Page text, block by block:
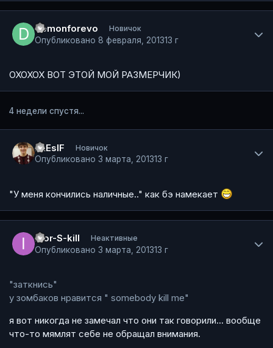
demonforevo Новичок
Опубликовано 8 февраля, 201313 г
ОХОХОХ ВОТ ЭТОЙ МОЙ РАЗМЕРЧИК)
4 недели спустя...
ExEsIF Новичок
Опубликовано 3 марта, 201313 г
"У меня кончились наличные.." как бэ намекает
Igor-S-kill Неактивные
Опубликовано 3 марта, 201313 г
"заткнись"
у зомбаков нравится " somebody kill me"
я вот никогда не замечал что они так говорили... вообще
что-то мямлят себе не обращал внимания.